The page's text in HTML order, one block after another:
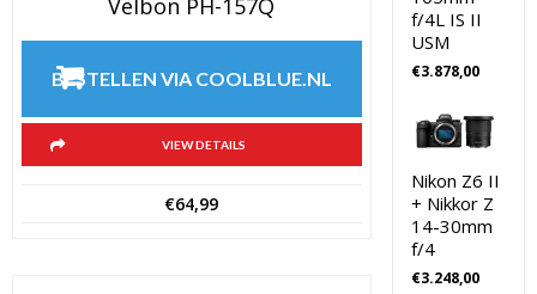
BESTELLEN VIA COOLBLUE.NL
VIEW DETAILS
€64,99
GoPro
GoPro
Hoya
Joby
Gorillapods
Statieven
Battery
grips
grips
(8)
(9)
Software
Video
f/4L IS II
USM
€3.878,00
Nikon Z6 II
+ Nikkor Z
14-30mm
f/4
€3.248,00